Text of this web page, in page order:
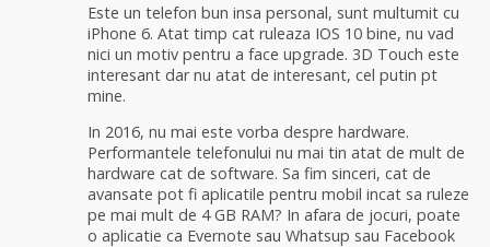
Este un telefon bun insa personal, sunt multumit cu
iPhone 6. Atat timp cat ruleaza IOS 10 bine, nu vad
nici un motiv pentru a face upgrade. 3D Touch este
interesant dar nu atat de interesant, cel putin pt
mine.
In 2016, nu mai este vorba despre hardware.
Performantele telefonului nu mai tin atat de mult de
hardware cat de software. Sa fim sinceri, cat de
avansate pot fi aplicatile pentru mobil incat sa ruleze
pe mai mult de 4 GB RAM? In afara de jocuri, poate
o aplicatie ca Evernote sau Whatsup sau Facebook